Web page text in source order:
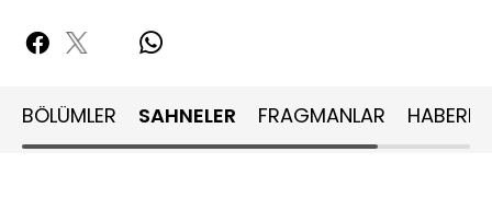
BÖLÜMLER SAHNELER FRAGMANLAR